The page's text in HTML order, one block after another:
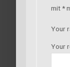
mit*
Your
Your